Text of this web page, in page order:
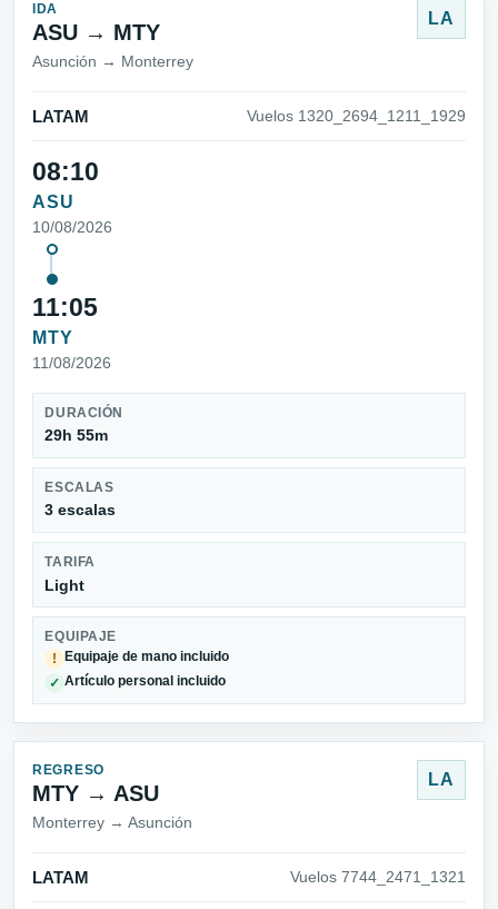
IDA
ASU → MTY
Asunción → Monterrey
LA
LATAM Vuelos 1320_2694_1211_1929
08:10
ASU
10/08/2026
11:05
MTY
11/08/2026
DURACIÓN
29h 55m
ESCALAS
3 escalas
TARIFA
Light
EQUIPAJE
!
Equipaje de mano incluido
✓ Artículo personal incluido
REGRESO
MTY → ASU
Monterrey → Asunción
LA
LATAM Vuelos 7744_2471_1321